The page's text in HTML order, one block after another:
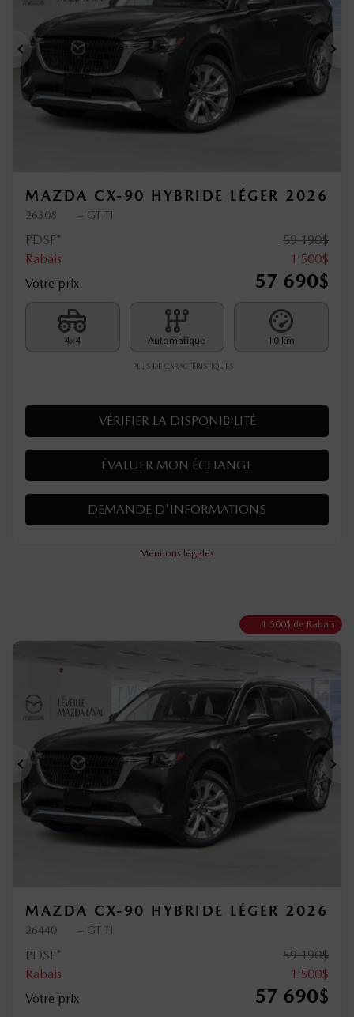
Précédent
MAZDA CX-90 HYBRIDE LÉGER 2026
26308 – GT TI
PDSF* 59 190$
Rabais
1 500$
Votre prix
57 690$
4×4 Automatique 10 km
PLUS DE CARACTÉRISTIQUES
VÉRIFIER LA DISPONIBILITÉ
ÉVALUER MON ÉCHANGE
DEMANDE D'INFORMATIONS
Mentions légales
1 500$ de Rabais
Précédent
MAZDA CX-90 HYBRIDE LÉGER 2026
26440 – GT TI
PDSF* 59 190$
Rabais
1 500$
Votre prix
57 690$